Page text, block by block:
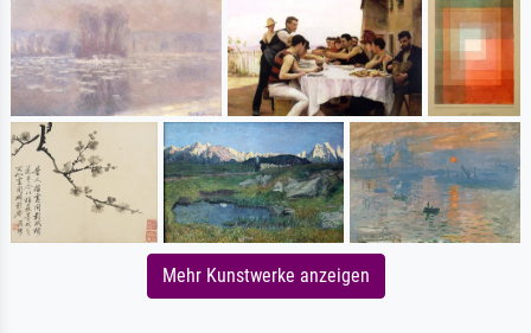
Mehr Kunstwerke anzeigen